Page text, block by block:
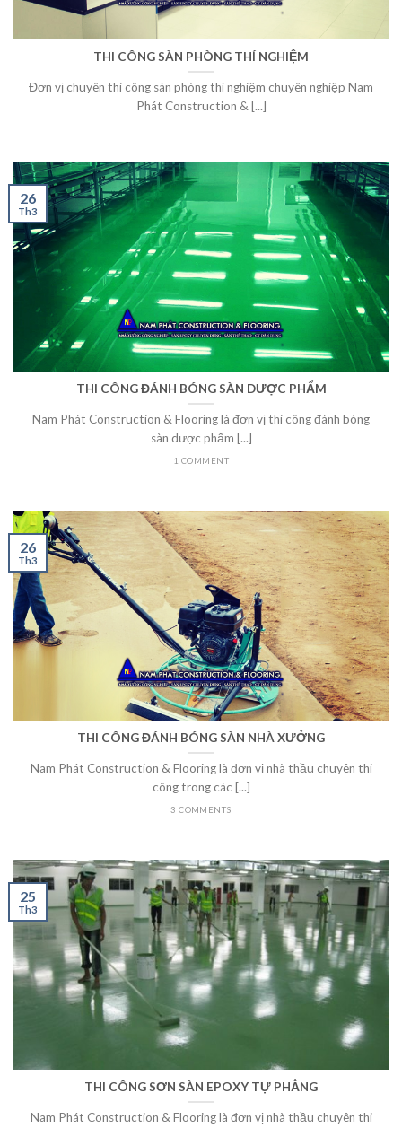
THI CÔNG SÀN PHÒNG THÍ NGHIỆM
Đơn vị chuyên thi công sàn phòng thí nghiệm chuyên nghiệp Nam
Phát Construction & [...]
THI CÔNG ĐÁNH BÓNG SÀN DƯỢC PHẨM
Nam Phát Construction & Flooring là đơn vị thi công đánh bóng
sàn dược phẩm [...]
1 COMMENT
26
Th3
THI CÔNG ĐÁNH BÓNG SÀN NHÀ XƯỞNG
Nam Phát Construction & Flooring là đơn vị nhà thầu chuyên thi
công trong các [...]
3 COMMENTS
26
Th3
THI CÔNG SƠN SÀN EPOXY TỰ PHẲNG
Nam Phát Construction & Flooring là đơn vị nhà thầu chuyên thi
25
Th3